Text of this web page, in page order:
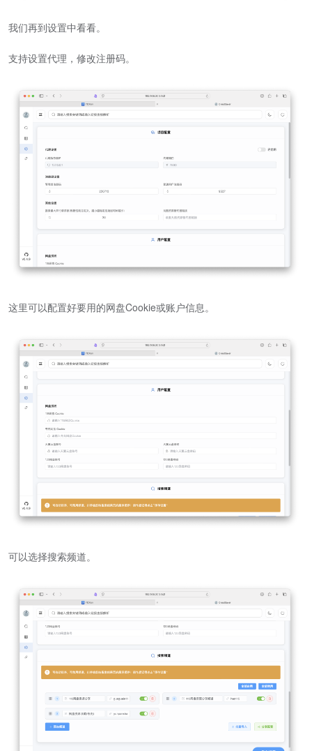
我们再到设置中看看。
支持设置代理，修改注册码。
这里可以配置好要用的网盘Cookie或账户信息。
可以选择搜索频道。